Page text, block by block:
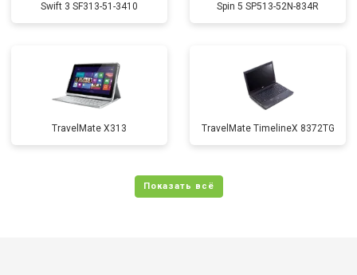
Swift 3 SF313-51-3410 Spin 5 SP513-52N-834R
TravelMate X313 TravelMate TimelineX 8372TG